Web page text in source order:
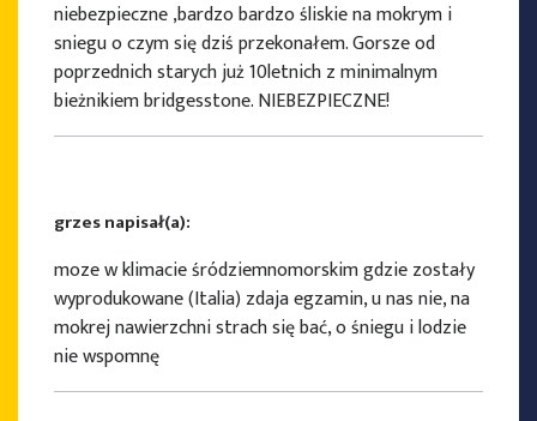
niebezpieczne ,bardzo bardzo śliskie na mokrym i
sniegu o czym się dziś przekonałem. Gorsze od
poprzednich starych już 10letnich z minimalnym
bieżnikiem bridgesstone. NIEBEZPIECZNE!
grzes napisał(a):
moze w klimacie śródziemnomorskim gdzie zostały
wyprodukowane (Italia) zdaja egzamin, u nas nie, na
mokrej nawierzchni strach się bać, o śniegu i lodzie
nie wspomnę